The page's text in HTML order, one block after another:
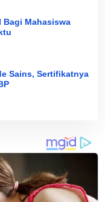
Bagi Mahasiswa
Sains, Sertifikatnya